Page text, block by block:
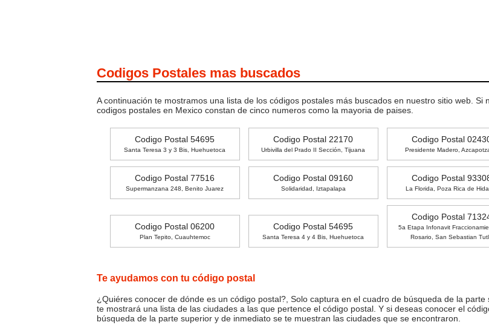
Codigos Postales mas buscados
A continuación te mostramos una lista de los códigos postales más buscados en nuestro sitio web. Si
codigos postales en Mexico constan de cinco numeros como la mayoria de paises.
Codigo Postal 54695
Santa Teresa 3 y 3 Bis, Huehuetoca
Codigo Postal 22170
Urbivilla del Prado II Sección, Tijuana
Codigo Postal
Presidente Madero,
Codigo Postal 77516
Supermanzana 248, Benito Juarez
Codigo Postal 09160
Solidaridad, Iztapalapa
Codigo Postal
La Florida, Poza Rica de
Codigo Postal 06200
Plan Tepito, Cuauhtemoc
Codigo Postal 54695
Santa Teresa 4 y 4 Bis, Huehuetoca
Codigo Postal
5a Etapa Infonavit
Rosario, San Sebastian
Te ayudamos con tu código postal
¿Quiéres conocer de dónde es un código postal?, Solo captura en el cuadro de búsqueda de la
te mostrará una lista de las ciudades a las que pertence el código postal. Y si deseas conocer el
búsqueda de la parte superior y de inmediato se te muestran las ciudades que se encontraron.